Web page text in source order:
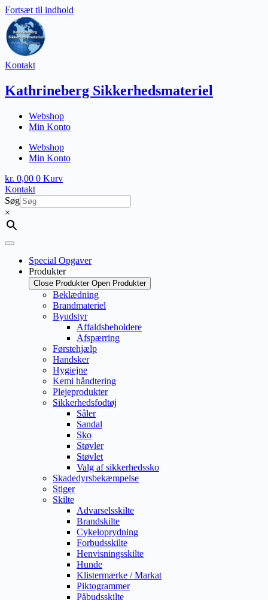
Fortsæt til indhold
Kontakt
Kathrineberg Sikkerhedsmateriel
Webshop
Min Konto
Webshop
Min Konto
kr. 0,00 0 Kurv
Kontakt
Søg
×
Special Opgaver
Produkter
Close Produkter Open Produkter
Beklædning
Brandmateriel
Byudstyr
Affaldsbeholdere
Afspærring
Førstehjælp
Handsker
Hygiejne
Kemi håndtering
Plejeprodukter
Sikkerhedsfodtøj
Såler
Sandal
Sko
Støvler
Støvlet
Valg af sikkerhedssko
Skadedyrsbekæmpelse
Stiger
Skilte
Advarselsskilte
Brandskilte
Cykeloprydning
Forbudsskilte
Henvisningsskilte
Hunde
Klistermærke / Markat
Piktogrammer
Påbudsskilte